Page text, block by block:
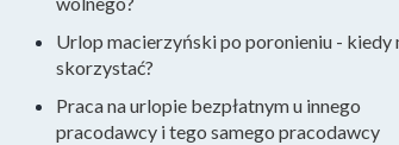
Urlop macierzyński po poronieniu - kiedy
skorzystać?
Praca na urlopie bezpłatnym u innego
pracodawcy i tego samego pracodawcy